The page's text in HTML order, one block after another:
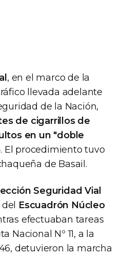
, en el marco de la
llevada adelante
de la Nación,
de cigarrillos de
en un "doble
. El procedimiento tuvo
de Basail.
Seguridad Vial
Escuadrón Núcleo
efectuaban tareas
Nacional Nº 11, a la
detuvieron la marcha